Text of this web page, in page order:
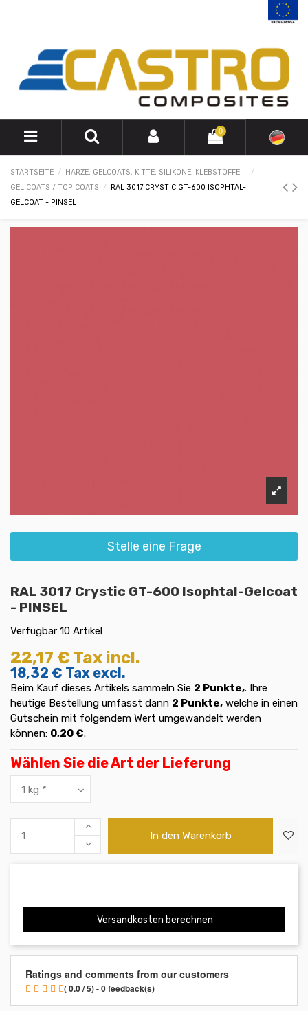
0
STARTSEITE
HARZE, GELCOATS, KITTE, SILIKONE, KLEBSTOFFE...
GEL COATS / TOP COATS
RAL 3017 CRYSTIC GT-600 ISOPHTAL-
GELCOAT - PINSEL
Stelle eine Frage
RAL 3017 Crystic GT-600 Isophtal-Gelcoat
- PINSEL
Verfügbar 10 Artikel
22,17 € Tax incl.
18,32 € Tax excl.
Beim Kauf dieses Artikels sammeln Sie 2 Punkte,. Ihre
heutige Bestellung umfasst dann 2 Punkte, welche in einen
Gutschein mit folgendem Wert umgewandelt werden
können: 0,20 €.
Wählen Sie die Art der Lieferung
In den Warenkorb
Versandkosten berechnen
Ratings and comments from our customers
( 0.0 / 5) - 0 feedback(s)